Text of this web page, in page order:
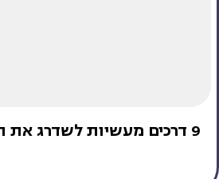
9 דרכים מעשיות לשדרג את החצר